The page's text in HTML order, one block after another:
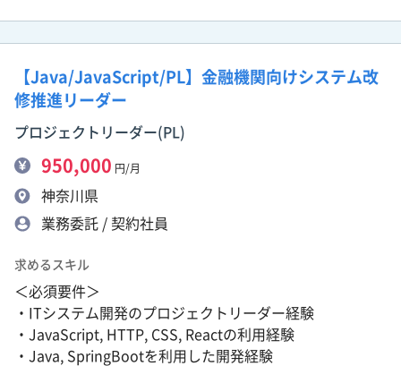
【Java/JavaScript/PL】金融機関向けシステム改
修推進リーダー
プロジェクトリーダー(PL)
950,000 円/月
神奈川県
業務委託 / 契約社員
求めるスキル
＜必須要件＞
・ITシステム開発のプロジェクトリーダー経験
・JavaScript, HTTP, CSS, Reactの利用経験
・Java, SpringBootを利用した開発経験